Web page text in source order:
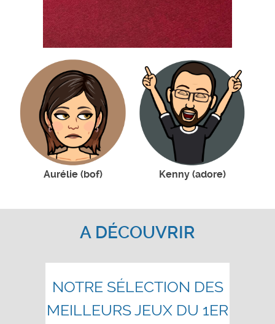
Aurélie (bof) Kenny (adore)
A DÉCOUVRIR
NOTRE SÉLECTION DES
MEILLEURS JEUX DU 1ER